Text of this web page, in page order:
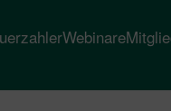
Webinare